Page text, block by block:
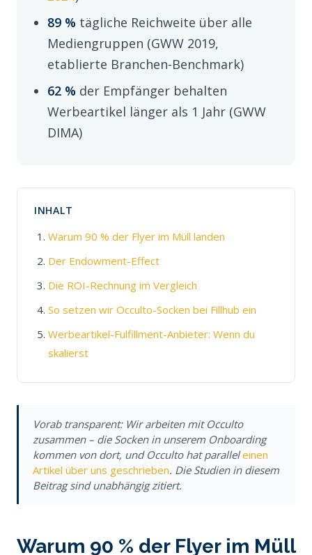
89 % tägliche Reichweite über alle
Mediengruppen (GWW 2019,
etablierte Branchen-Benchmark)
62 % der Empfänger behalten
Werbeartikel länger als 1 Jahr (GWW
DIMA)
INHALT
Warum 90 % der Flyer im Müll landen
Der Endowment-Effect
Die ROI-Rechnung im Vergleich
So setzen wir Occulto-Socken bei Fillhub ein
Werbeartikel-Fulfillment-Anbieter: Wenn du
skalierst
Vorab transparent: Wir arbeiten mit Occulto
zusammen – die Socken in unserem Onboarding
kommen von dort, und Occulto hat paralleleinen
Artikel über uns geschrieben. Die Studien in diesem
Beitrag sind unabhängig zitiert.
Warum 90 % der Flyer im Müll